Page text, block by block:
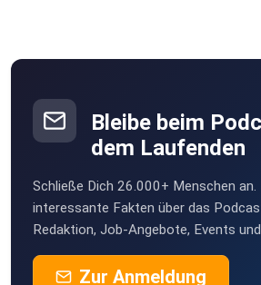
Bleibe beim
dem Laufenden
Schließe Dich 26.000+ Menschen an.
interessante Fakten über das
Redaktion, Job-Angebote, Events
Zur Anmeldung